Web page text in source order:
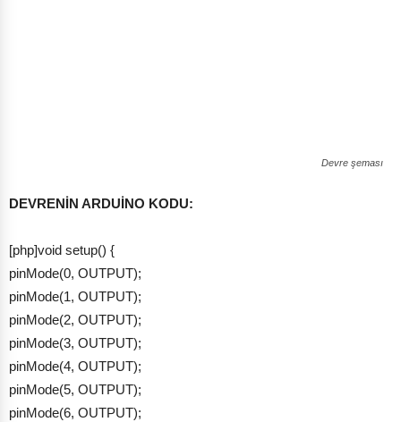
Devre şeması
DEVRENİN ARDUİNO KODU:
[php]void setup() {
pinMode(0, OUTPUT);
pinMode(1, OUTPUT);
pinMode(2, OUTPUT);
pinMode(3, OUTPUT);
pinMode(4, OUTPUT);
pinMode(5, OUTPUT);
pinMode(6, OUTPUT);